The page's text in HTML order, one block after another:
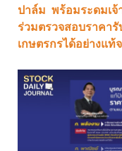
ปาล์ม พร้อมระดมเจ้
ร่วมตรวจสอบราคา
เกษตรกรได้อย่างแท้